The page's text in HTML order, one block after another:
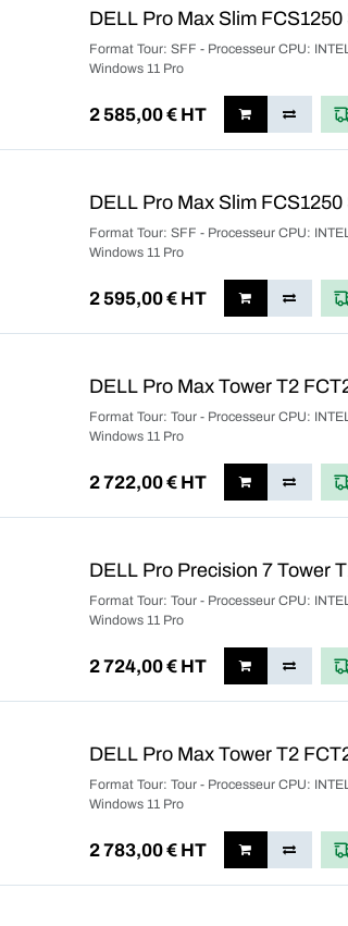
DELL Pro Max Slim
Format Tour: SFF - Processeur CPU:
Windows 11 Pro
2 585,00€ HT
DELL Pro Max Slim
Format Tour: SFF - Processeur CPU:
Windows 11 Pro
2 595,00€ HT
DELL Pro Max Tower T2
Format Tour: Tour - Processeur CPU:
Windows 11 Pro
2 722,00€ HT
DELL Pro Precision 7 Tower
Format Tour: Tour - Processeur CPU:
Windows 11 Pro
2 724,00€ HT
DELL Pro Max Tower T2
Format Tour: Tour - Processeur CPU:
Windows 11 Pro
2 783,00€ HT